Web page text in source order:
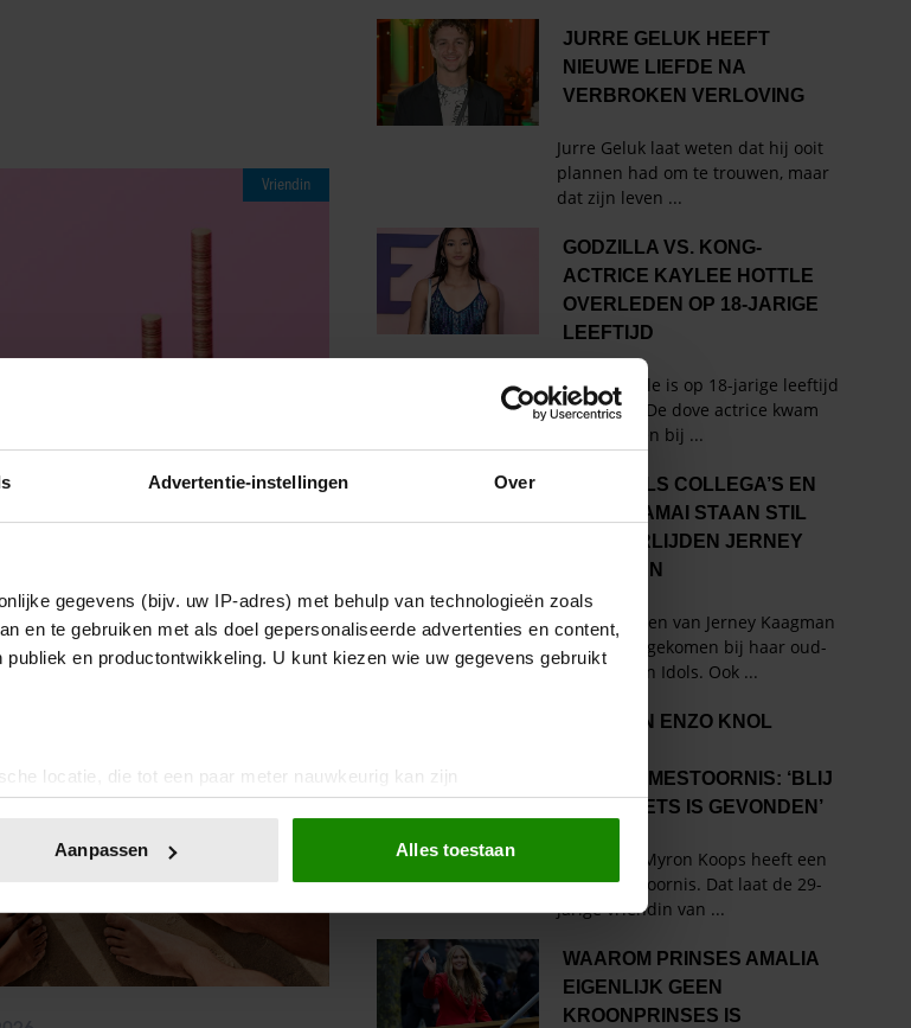
Advertentie-instellingen Over
gegevens (bijv. uw IP-adres) met behulp van technologieën zoals
en te gebruiken met als doel gepersonaliseerde advertenties en content,
en productontwikkeling. U kunt kiezen wie uw gegevens gebruikt
locatie, die tot een paar meter nauwkeurig kan zijn
scannen op specifieke eigenschappen (fingerprinting)
in de Cookieverklaring.
te personaliseren, om functies voor social media te bieden en om ons
over uw gebruik van onze site met onze partners voor social
deze gegevens combineren met andere informatie die u aan ze heeft
uw gebruik van hun services. U gaat akkoord met onze cookies als u
Aanpassen Alles toestaan
Vriendin
– RIANNE (53):
GEEN SCHULDEN’